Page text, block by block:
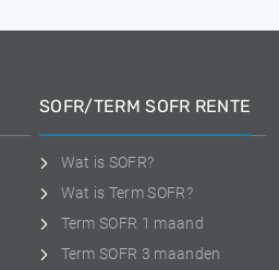
SOFR/TERM SOFR RENTE
Wat is SOFR?
Wat is Term SOFR?
Term SOFR 1 maand
Term SOFR 3 maanden